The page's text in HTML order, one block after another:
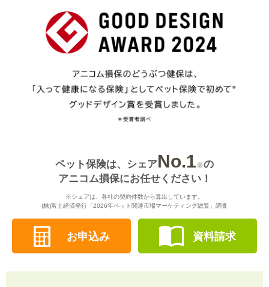
ペット保険は、シェアNo.1※の
アニコム損保にお任せください！
※シェアは、各社の契約件数から算出しています。
(株)富士経済発行「2026年ペット関連市場マーケティング総覧」調査
お申込み 資料請求